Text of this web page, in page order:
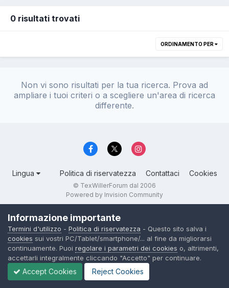
0 risultati trovati
ORDINAMENTO PER
Non vi sono risultati per la tua ricerca. Prova ad
ampliare i tuoi criteri o a scegliere un'area di ricerca
differente.
Lingua Politica di riservatezza Contattaci Cookies
© TexWillerForum dal 2006
Powered by Invision Community
Informazione importante
Termini d'utilizzo - Politica di riservatezza - Questo sito salva i
cookies sui vostri PC/Tablet/smartphone/... al fine da migliorarsi
continuamente. Puoi regolare i parametri dei cookies o, altrimenti,
accettarli integralmente cliccando "Accetto" per continuare.
Accept Cookies Reject Cookies